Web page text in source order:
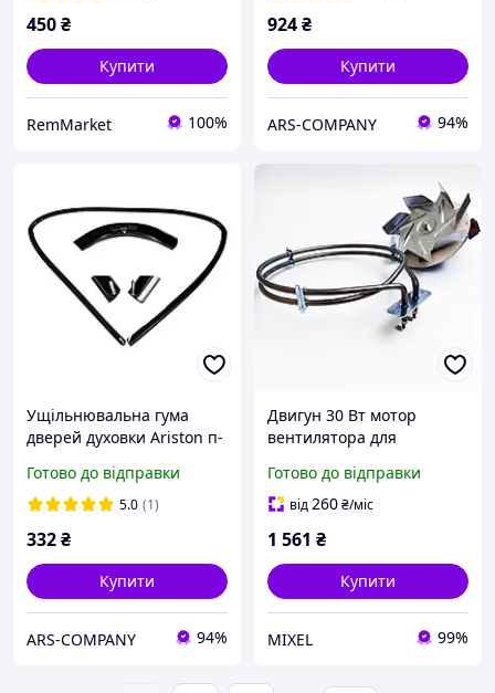
450₴
Купити
RemMarket 100%
924₴
Купити
ARS-COMPANY 94%
Ущільнювальна гума
дверей духовки Ariston п-
C00078733 AR-068
Готово до відправки
5.0 (1)
332₴
Купити
ARS-COMPANY 94%
Двигун 30 Вт мотор
вентилятора для
духовки печі в комплекті
з теном
Готово до відправки
від260₴/міс
1 561 ₴
Купити
MIXEL 99%